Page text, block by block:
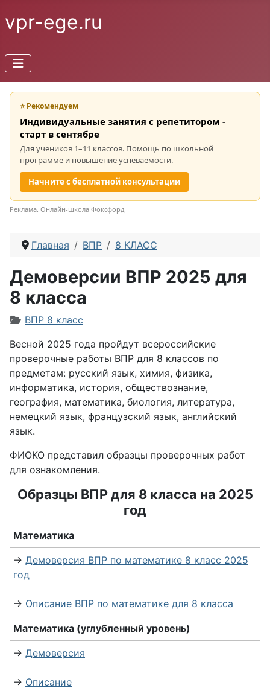
vpr-ege.ru
⭐ Рекомендуем
Индивидуальные занятия с репетитором -
старт в сентябре
Для учеников 1–11 классов. Помощь по школьной
программе и повышение успеваемости.
Начните с бесплатной консультации
Реклама. Онлайн-школа Фоксфорд
Главная ВПР 8 КЛАСС
Демоверсии ВПР 2025 для
8 класса
Информация о материале
ВПР 8 класс
Весной 2025 года пройдут всероссийские
проверочные работы ВПР для 8 классов по
предметам: русский язык, химия, физика,
информатика, история, обществознание,
география, математика, биология, литература,
немецкий язык, французский язык, английский
язык.
ФИОКО представил образцы проверочных работ
для ознакомления.
Образцы ВПР для 8 класса на 2025
год
Математика
→ Демоверсия ВПР по математике 8 класс 2025
год
→ Описание ВПР по математике для 8 класса
Математика (углубленный уровень)
→ Демоверсия
→ Описание